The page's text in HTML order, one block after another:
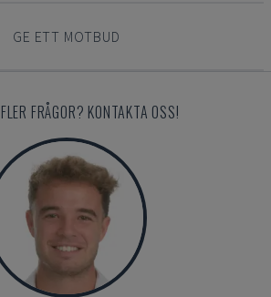
GE ETT MOTBUD
FRÅGOR? KONTAKTA OSS!